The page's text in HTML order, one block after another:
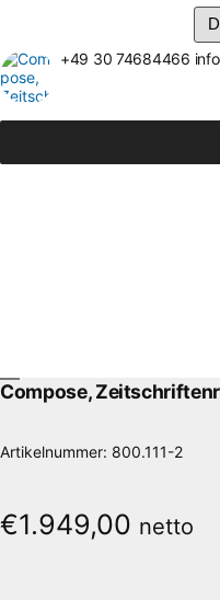
Zum
Inhalt
springen
+49 30 74684466
Compose,
Artikelnummer: 800.111-2
€1.949,00 netto